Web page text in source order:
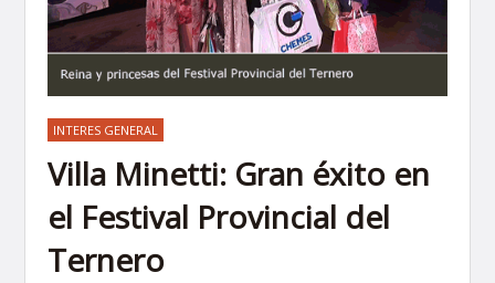
INTERES GENERAL
Villa Minetti: Gran éxito en
el Festival Provincial del
Ternero